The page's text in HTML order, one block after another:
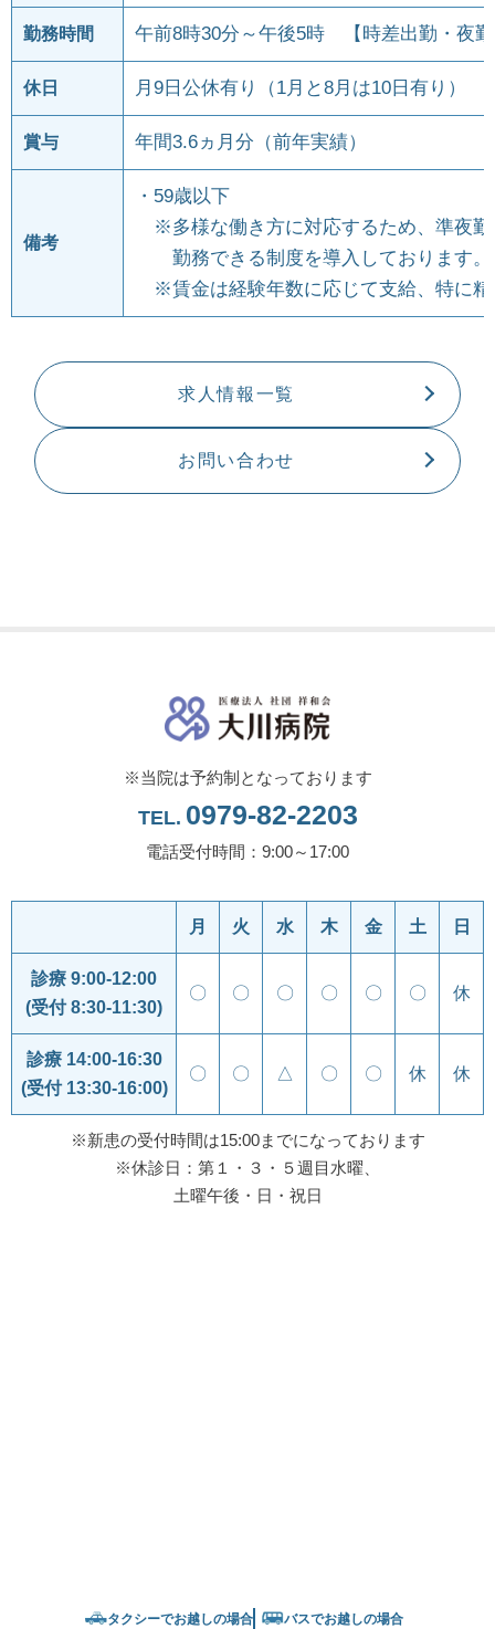
勤務時間 午前8時30分～午後5時 【時差出勤・夜
休日 月9日公休有り（1月と8月は10日有り）
賞与 年間3.6ヵ月分（前年実績）
備考
・59歳以下
※多様な働き方に対応するため、準夜勤
勤務できる制度を導入しております。
※賃金は経験年数に応じて支給、特に精
求人情報一覧
お問い合わせ
※当院は予約制となっております
TEL. 0979-82-2203
電話受付時間：9:00～17:00
月 火 水 木 金 土 日
診療 9:00-12:00
(受付 8:30-11:30)
〇 〇 〇 〇 〇 〇 休
診療 14:00-16:30
(受付 13:30-16:00)
〇 〇 △ 〇 〇 休 休
※新患の受付時間は15:00までになっております
※休診日：第１・３・５週目水曜、
土曜午後・日・祝日
タクシーでお越しの場合 バスでお越しの場合